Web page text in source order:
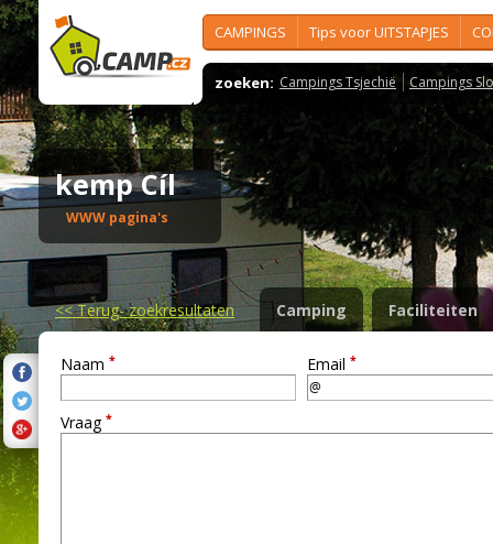
CAMPINGS Tips voor UITSTAPJES
zoeken: Campings Tsjechië Campings
kemp Cíl
WWW pagina's
<<Terug- zoekresultaten Camping Faciliteiten
Naam * Email *
Vraag *